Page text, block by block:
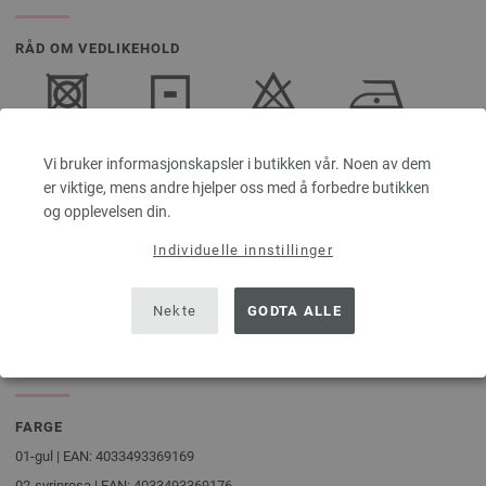
Vi bruker informasjonskapsler i butikken vår. Noen av dem
er viktige, mens andre hjelper oss med å forbedre butikken
og opplevelsen din.
Individuelle innstillinger
Nekte GODTA ALLE
RÅD OM VEDLIKEHOLD
trommeltørking
bleking
stryking ved
lav
Håndvask
FARGE
01-gul | EAN: 4033493369169